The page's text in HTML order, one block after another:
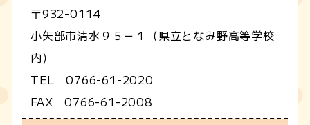
〒932-0114
小矢部市清水９５－１（県立となみ野高等学校
内）
TEL 0766-61-2020
FAX 0766-61-2008